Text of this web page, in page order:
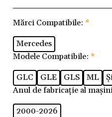
Mărci Compatibile: *
Mercedes
Modele Compatibile: *
GLC
GLE GLS ML
Anul de fabricație al
2000-2026